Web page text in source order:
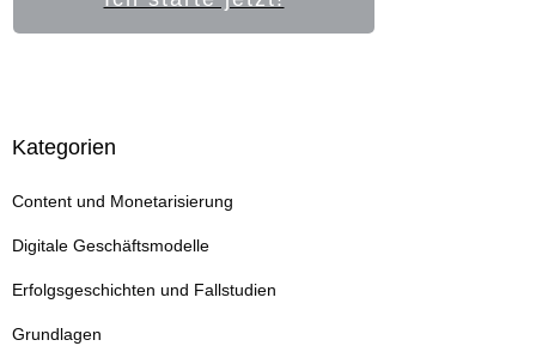
Kategorien
Content und Monetarisierung
Digitale Geschäftsmodelle
Erfolgsgeschichten und Fallstudien
Grundlagen